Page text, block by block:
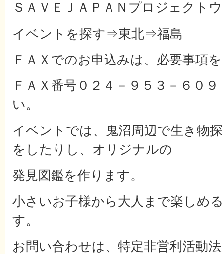
ＳＡＶＥＪＡＰＡＮプロジェクト
イベントを探す⇒東北⇒福島
ＦＡＸでのお申込みは、必要事項
ＦＡＸ番号０２４－９５３－６０
い。
イベントでは、鬼沼周辺で生き物
をしたりし、オリジナルの
発見図鑑を作ります。
小さいお子様から大人まで楽しめ
す。
お問い合わせは、特定非営利活動